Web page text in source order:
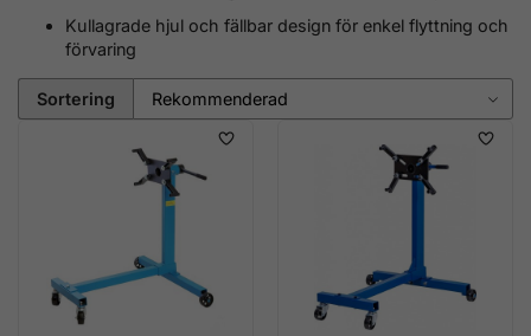
Kullagrade hjul och fällbar design för enkel flyttning och
förvaring
Sortering